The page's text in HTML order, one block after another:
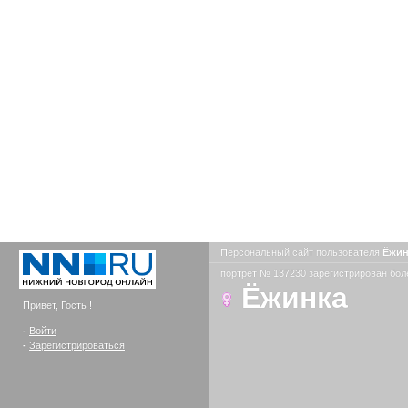
Привет, Гость !
- Войти
- Зарегистрироваться
Персональный сайт пользователя
портрет № 137230 зарегистрирован
Ёжинка